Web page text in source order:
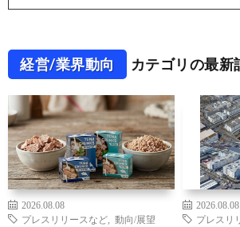
経営/業界動向 カテゴリの最新
2026.08.08
プレスリリースなど
動向/展望
2026.08.08
プレスリ